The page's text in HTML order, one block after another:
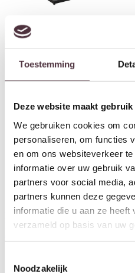
Toestemming
Deze website maakt
We gebruiken cookies om
personaliseren, om functies
en om ons websiteverkeer
informatie over uw gebruik
partners voor social media,
partners kunnen deze
informatie die u aan ze
verzameld op basis van uw
Noodzakelijk
Richmond Interiors Bijzettafel
Davos black
Richmond Interiors Bijzettafel
Barron bronze